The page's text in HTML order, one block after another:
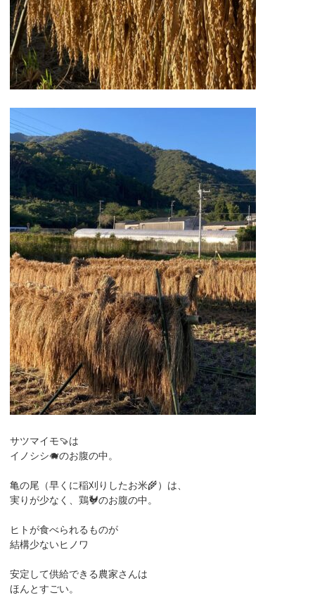
サツマイモ🍠は
イノシシ🐗のお腹の中。
亀の尾（早くに稲刈りしたお米🌾）は、
実りが少なく、鶏🐓のお腹の中。
ヒトが食べられるものが
結構少ないヒノワ
安定して供給できる農家さんは
ほんとすごい。